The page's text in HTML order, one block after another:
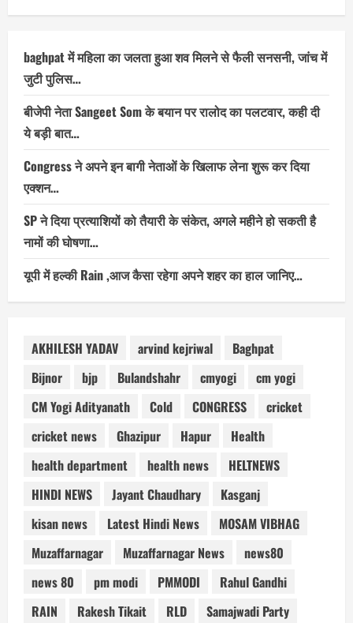
baghpat में महिला का जलता हुआ शव मिलने से फैली सनसनी, जांच में
जुटी पुलिस…
बीजेपी नेता Sangeet Som के बयान पर रालोद का पलटवार, कही दी
ये बड़ी बात…
Congress ने अपने इन बागी नेताओं के खिलाफ लेना शुरू कर दिया
एक्शन…
SP ने दिया प्रत्याशियों को तैयारी के संकेत, अगले महीने हो सकती है
नामों की घोषणा…
यूपी में हल्की Rain ,आज कैसा रहेगा अपने शहर का हाल जानिए…
AKHILESH YADAV arvind kejriwal
Baghpat
Bijnor
bjp Bulandshahr cmyogi
cm yogi
CM Yogi Adityanath
Cold CONGRESS
cricket
cricket news
Ghazipur Hapur
Health
health department
health news
HELTNEWS
HINDI NEWS
Jayant Chaudhary
Kasganj
kisan news
Latest Hindi News
MOSAM VIBHAG
Muzaffarnagar
Muzaffarnagar News
news80
news 80
pm modi PMMODI
Rahul Gandhi
RAIN
Rakesh Tikait RLD
Samajwadi Party